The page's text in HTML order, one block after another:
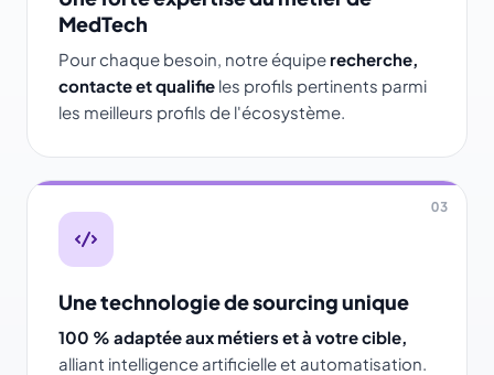
MedTech
Pour chaque besoin, notre équipe recherche,
contacte et qualifie les profils pertinents parmi
les meilleurs profils de l'écosystème.
03
Une technologie de sourcing unique
100 % adaptée aux métiers et à votre cible,
alliant intelligence artificielle et automatisation.